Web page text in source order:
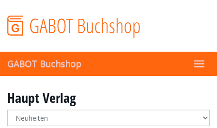
main
content
GABOT Buchshop
Haupt Verlag